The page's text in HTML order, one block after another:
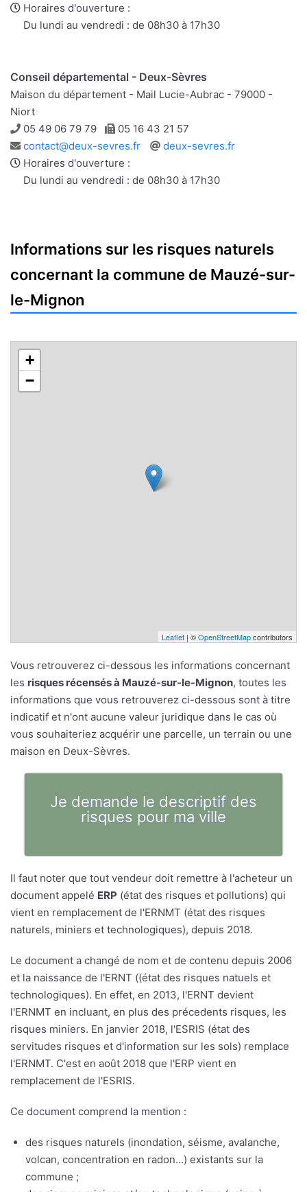
web
Horaires d'ouverture :
Du lundi au vendredi : de 08h30 à 17h30
Conseil départemental - Deux-Sèvres
Maison du département - Mail Lucie-Aubrac - 79000 -
Niort
Téléphone
05 49 06 79 79 Télécopie
05 16 43 21 57
Adresse
e-
mail
contact@deux-sevres.fr
Site
deux-sevres.fr
Horaires d'ouverture :
Du lundi au vendredi : de 08h30 à 17h30
Informations sur les risques naturels
concernant la commune de Mauzé-sur-
le-Mignon
+
−
Leaflet | ©OpenStreetMapcontributors
Vous retrouverez ci-dessous les informations concernant
les risques récensés à Mauzé-sur-le-Mignon, toutes les
informations que vous retrouverez ci-dessous sont à titre
indicatif et n'ont aucune valeur juridique dans le cas où
vous souhaiteriez acquérir une parcelle, un terrain ou une
maison en Deux-Sèvres.
Je demande le descriptif des
risques pour ma ville
Il faut noter que tout vendeur doit remettre à l'acheteur un
document appelé ERP (état des risques et pollutions) qui
vient en remplacement de l'ERNMT (état des risques
naturels, miniers et technologiques), depuis 2018.
Le document a changé de nom et de contenu depuis 2006
et la naissance de l'ERNT ((état des risques natuels et
technologiques). En effet, en 2013, l'ERNT devient
l'ERNMT en incluant, en plus des précedents risques, les
risques miniers. En janvier 2018, l'ESRIS (état des
servitudes risques et d'information sur les sols) remplace
l'ERNMT. C'est en août 2018 que l'ERP vient en
remplacement de l'ESRIS.
Ce document comprend la mention :
des risques naturels (inondation, séisme, avalanche,
volcan, concentration en radon...) existants sur la
commune ;